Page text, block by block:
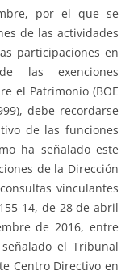
por el que se
de las actividades
participaciones en
las exenciones
el Patrimonio (BOE
debe recordarse
de las funciones
ha señalado este
de la Dirección
vinculantes
14, de 28 de abril
de 2016, entre
el Tribunal
Centro Directivo en